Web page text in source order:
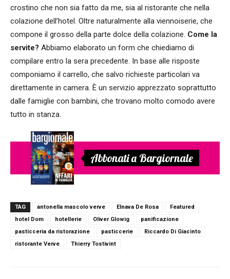
crostino che non sia fatto da me, sia al ristorante che nella
colazione dell’hotel. Oltre naturalmente alla viennoiserie, che
compone il grosso della parte dolce della colazione. Come la
servite? Abbiamo elaborato un form che chiediamo di
compilare entro la sera precedente. In base alle risposte
componiamo il carrello, che salvo richieste particolari va
direttamente in camera. È un servizio apprezzato soprattutto
dalle famiglie con bambini, che trovano molto comodo avere
tutto in stanza.
Abbonati a Bargiornale
TAG antonella mascolo verve Elnava De Rosa
Featured
hotel Dom
hotellerie Oliver Glowig
panificazione
pasticceria da ristorazione
pasticcerie
Riccardo Di Giacinto
ristorante Verve
Thierry Tostivint